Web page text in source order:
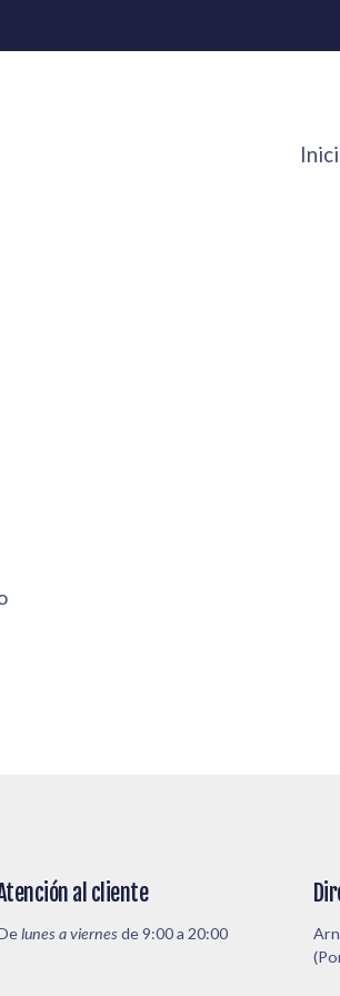
al cliente
lunes a viernesde 9:00 a 20:00